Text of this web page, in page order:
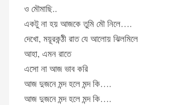
ও মৌমাছি..
একটু না হয় আজকে তুমি মৌ নিলে….
দেখো, ময়ূরকন্ঠী রাত যে আলোয় ঝিলমিলে
আহা, এমন রাতে
এসো না আজ ভাব করি
আজ দুজনে মন্দ হলে মন্দ কি….
আজ দুজনে মন্দ হলে মন্দ কি….